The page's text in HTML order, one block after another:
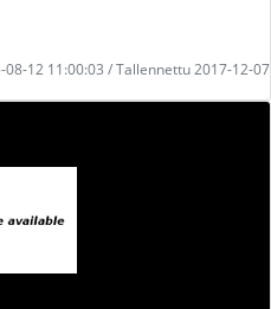
08-12 11:00:03 / Tallennettu 2017-12-07